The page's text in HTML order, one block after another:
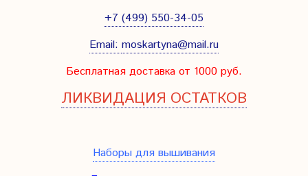
+7 (499) 550-34-05
Email: moskartyna@mail.ru
Бесплатная доставка от 1000 руб.
ЛИКВИДАЦИЯ ОСТАТКОВ
Наборы для вышивания